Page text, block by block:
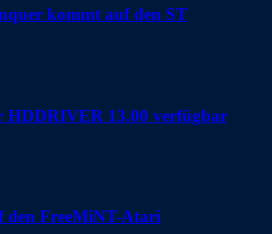
kommt auf den ST
HDDRIVER 13.00 verfügbar
den FreeMiNT-Atari